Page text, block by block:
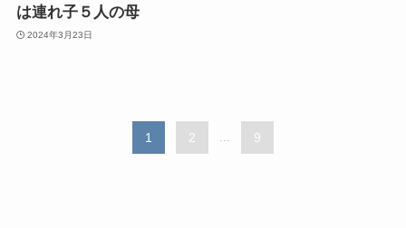
は連れ子５人の母
2024年3月23日
1 2 ... 9